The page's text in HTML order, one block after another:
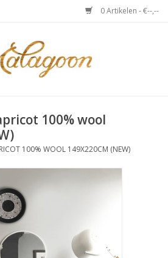
0 Artikelen - €--,--
100% wool
100% WOOL 149X220CM (NEW)